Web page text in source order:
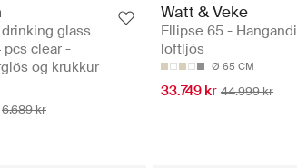
glass
pcs clear -
og krukkur
6.689 kr
Watt & Veke
Ellipse 65 - Hangandi
loftljós
Ø 65 CM
33.749 kr 44.999 kr